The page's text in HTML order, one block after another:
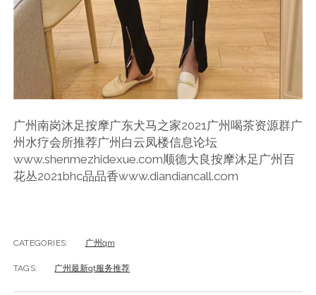
广州南岗沐足按摩广东犬马之家2021广州喝茶资源群广
州水疗会所推荐广州白云凤楼信息论坛
www.shenmezhidexue.com顺德大良按摩沐足广州百
花丛2021bhc品品香www.diandiancall.com
CATEGORIES: 广州qm
TAGS: 广州最新qt服务推荐